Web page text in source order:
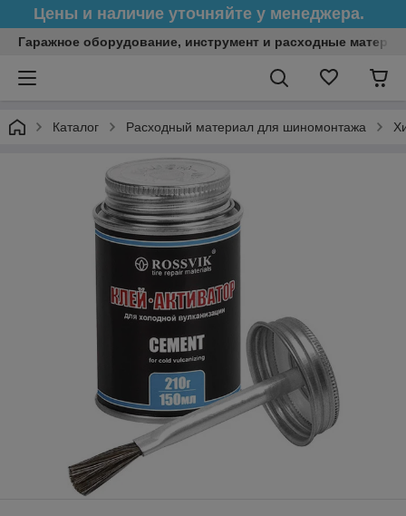
Цены и наличие уточняйте у менеджера.
Гаражное оборудование, инструмент и расходные
Каталог Расходный материал для шиномонтажа